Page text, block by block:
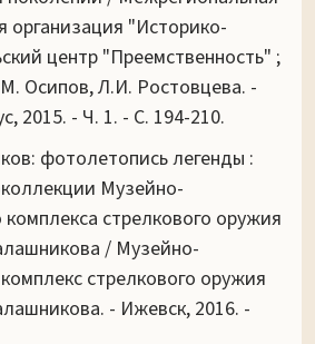
организация "Историко-
центр "Преемственность" ;
Осипов, Л.И. Ростовцева. -
2015. - Ч. 1. - С. 194-210.
фотолетопись легенды :
Музейно-
комплекса стрелкового оружия
/ Музейно-
стрелкового оружия
- Ижевск, 2016. -